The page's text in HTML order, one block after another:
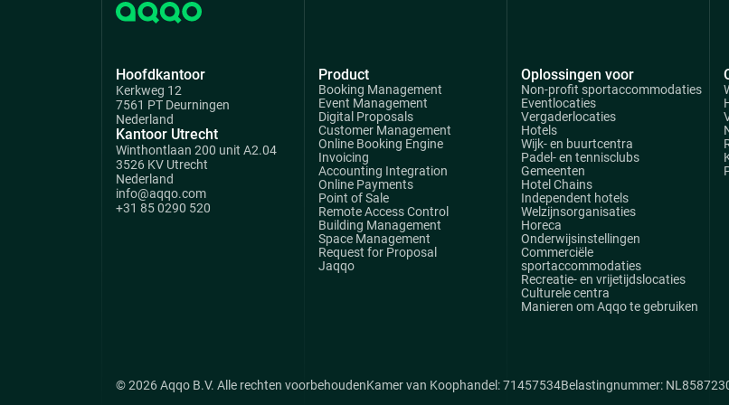
Hoofdkantoor
Kerkweg 12
7561 PT Deurningen
Nederland
Kantoor Utrecht
Winthontlaan 200 unit A2.04
3526 KV Utrecht
Nederland
info@aqqo.com
+31 85 0290 520
Product
Booking Management
Event Management
Digital Proposals
Customer Management
Online Booking Engine
Invoicing
Accounting Integration
Online Payments
Point of Sale
Remote Access Control
Building Management
Space Management
Request for Proposal
Jaqqo
Oplossingen voor
Non-profit sportaccommodaties
Eventlocaties
Vergaderlocaties
Hotels
Wijk- en buurtcentra
Padel- en tennisclubs
Gemeenten
Hotel Chains
Independent hotels
Welzijnsorganisaties
Horeca
Onderwijsinstellingen
Commerciële
sportaccommodaties
Recreatie- en vrijetijdslocaties
Culturele centra
Manieren om Aqqo te gebruiken
© 2026 Aqqo B.V. Alle rechten voorbehoudenKamer van Koophandel: 71457534Belastingnummer: